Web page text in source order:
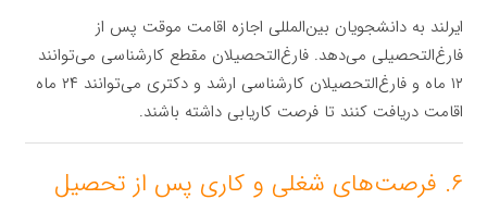
ایرلند به دانشجویان بین‌المللی اجازه اقامت موقت پس از
فارغ‌التحصیلی می‌دهد. فارغ‌التحصیلان مقطع کارشناسی می‌توانند
۱۲ ماه و فارغ‌التحصیلان کارشناسی ارشد و دکتری می‌توانند ۲۴ ماه
اقامت دریافت کنند تا فرصت کاریابی داشته باشند.
۶. فرصت‌های شغلی و کاری پس از تحصیل